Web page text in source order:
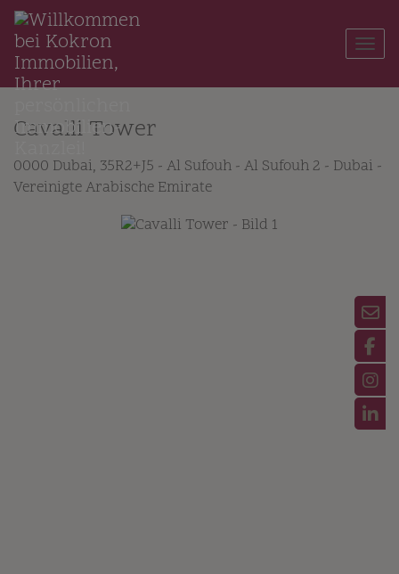
Cavalli Tower
0000 Dubai, 35R2+J5 - Al Sufouh - Al Sufouh 2 - Dubai -
Vereinigte Arabische Emirate